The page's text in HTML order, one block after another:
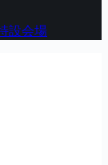
設会場